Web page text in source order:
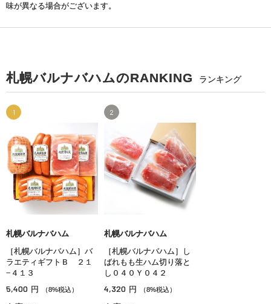
味が異なる場合がございます。
札幌バルナバハムのRANKING ランキング
1
札幌バルナバハム
［札幌バルナバハム］バ
ラエティギフトＢ ２１
−４１３
5,400 円 （8%税込）
2
札幌バルナバハム
［札幌バルナバハム］し
ばれもも生ハム切り落と
し０４０Ｙ０４２
4,320 円 （8%税込）